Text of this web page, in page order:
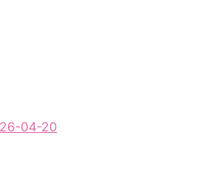
04-20